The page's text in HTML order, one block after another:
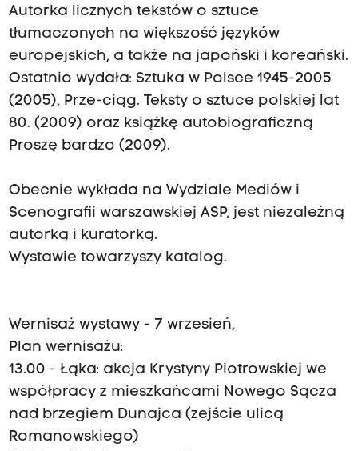
Autorka licznych tekstów o sztuce
tłumaczonych na większość języków
europejskich, a także na japoński i koreański.
Ostatnio wydała: Sztuka w Polsce 1945-2005
(2005), Prze-ciąg. Teksty o sztuce polskiej lat
80. (2009) oraz książkę autobiograficzną
Proszę bardzo (2009).
Obecnie wykłada na Wydziale Mediów i
Scenografii warszawskiej ASP, jest niezależną
autorką i kuratorką.
Wystawie towarzyszy katalog.
Wernisaż wystawy - 7 wrzesień,
Plan wernisażu:
13.00 - Łąka: akcja Krystyny Piotrowskiej we
współpracy z mieszkańcami Nowego Sącza
nad brzegiem Dunajca (zejście ulicą
Romanowskiego)